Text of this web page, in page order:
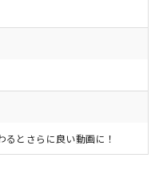
とさらに良い動画に！